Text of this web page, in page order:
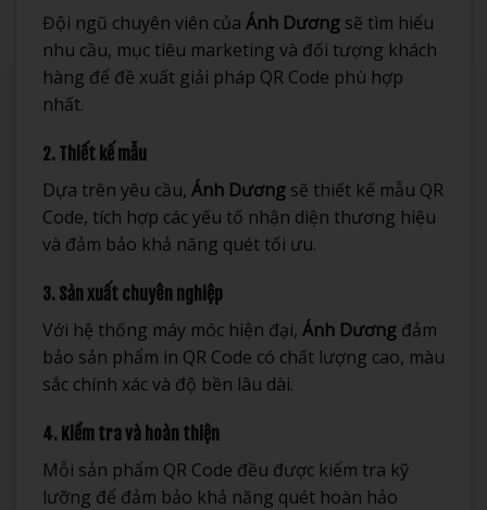
Đội ngũ chuyên viên của Ánh Dương sẽ tìm hiểu
nhu cầu, mục tiêu marketing và đối tượng khách
hàng để đề xuất giải pháp QR Code phù hợp
nhất.
2. Thiết kế mẫu
Dựa trên yêu cầu, Ánh Dương sẽ thiết kế mẫu QR
Code, tích hợp các yếu tố nhận diện thương hiệu
và đảm bảo khả năng quét tối ưu.
3. Sản xuất chuyên nghiệp
Với hệ thống máy móc hiện đại, Ánh Dương đảm
bảo sản phẩm in QR Code có chất lượng cao, màu
sắc chính xác và độ bền lâu dài.
4. Kiểm tra và hoàn thiện
Mỗi sản phẩm QR Code đều được kiểm tra kỹ
lưỡng để đảm bảo khả năng quét hoàn hảo